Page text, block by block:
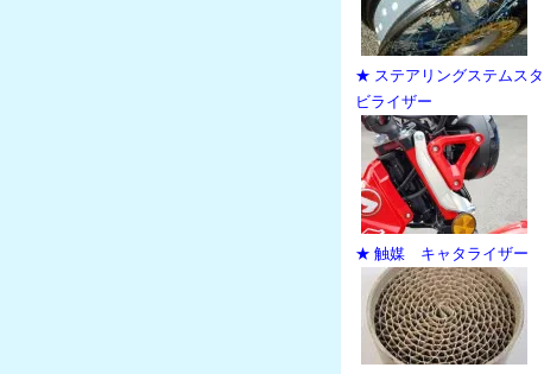
★ ステアリングステムスタ
ビライザー
★ 触媒 キャタライザー